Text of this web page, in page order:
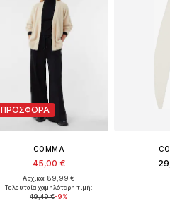
ΠΡΟΣΦΟΡΑ
COMMA
45,00 €
Αρχικά: 89,99 €
Τελευταία χαμηλότερη τιμή:
49,49 €-9%